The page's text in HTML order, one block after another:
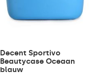
Decent Sportivo
Beautycase Oceaan
blauw